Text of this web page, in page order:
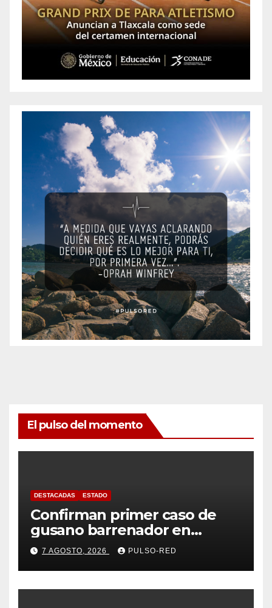
El pulso del momento
DESTACADAS ESTADO
Confirman primer caso de
gusano barrenador en
humano en Tlaxcala
7 AGOSTO, 2026 PULSO-RED